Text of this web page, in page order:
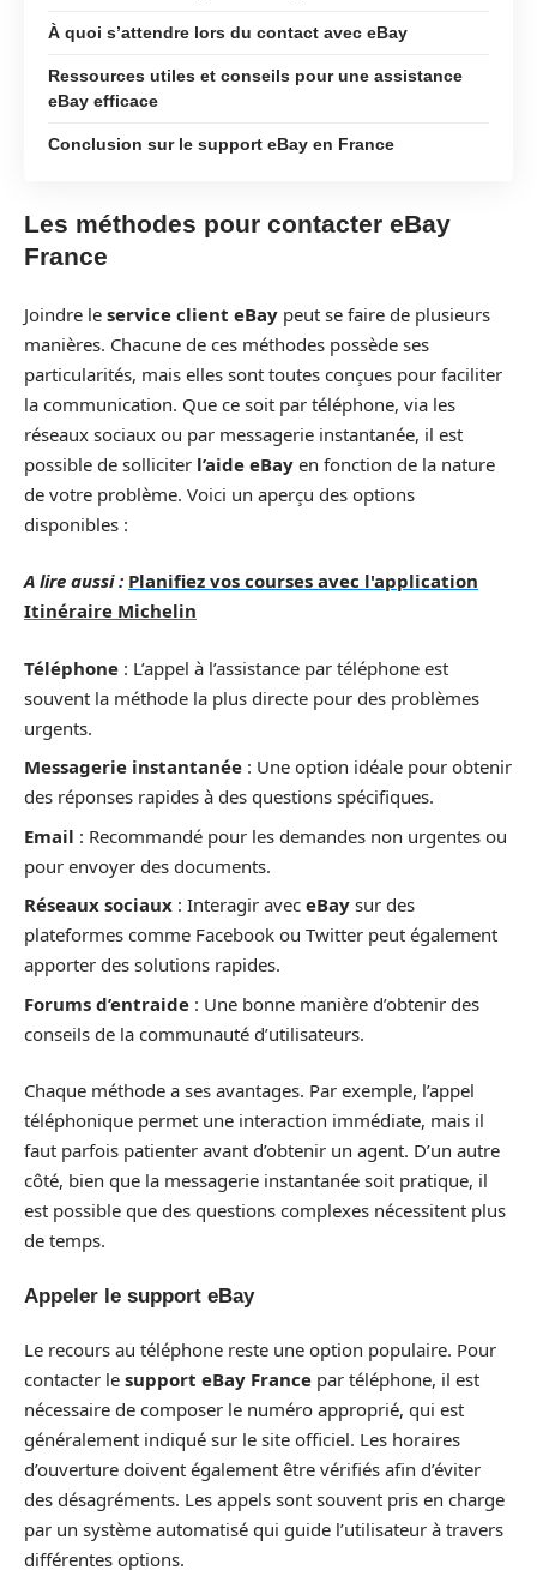
À quoi s’attendre lors du contact avec eBay
Ressources utiles et conseils pour une assistance
eBay efficace
Conclusion sur le support eBay en France
Les méthodes pour contacter eBay
France
Joindre le service client eBay peut se faire de plusieurs
manières. Chacune de ces méthodes possède ses
particularités, mais elles sont toutes conçues pour faciliter
la communication. Que ce soit par téléphone, via les
réseaux sociaux ou par messagerie instantanée, il est
possible de solliciter l’aide eBay en fonction de la nature
de votre problème. Voici un aperçu des options
disponibles :
A lire aussi : Planifiez vos courses avec l'application
Itinéraire Michelin
Téléphone : L’appel à l’assistance par téléphone est
souvent la méthode la plus directe pour des problèmes
urgents.
Messagerie instantanée : Une option idéale pour obtenir
des réponses rapides à des questions spécifiques.
Email : Recommandé pour les demandes non urgentes ou
pour envoyer des documents.
Réseaux sociaux : Interagir avec eBay sur des
plateformes comme Facebook ou Twitter peut également
apporter des solutions rapides.
Forums d’entraide : Une bonne manière d’obtenir des
conseils de la communauté d’utilisateurs.
Chaque méthode a ses avantages. Par exemple, l’appel
téléphonique permet une interaction immédiate, mais il
faut parfois patienter avant d’obtenir un agent. D’un autre
côté, bien que la messagerie instantanée soit pratique, il
est possible que des questions complexes nécessitent plus
de temps.
Appeler le support eBay
Le recours au téléphone reste une option populaire. Pour
contacter le support eBay France par téléphone, il est
nécessaire de composer le numéro approprié, qui est
généralement indiqué sur le site officiel. Les horaires
d’ouverture doivent également être vérifiés afin d’éviter
des désagréments. Les appels sont souvent pris en charge
par un système automatisé qui guide l’utilisateur à travers
différentes options.